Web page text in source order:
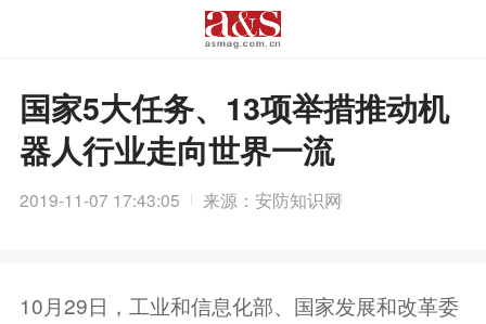
国家5大任务、13项举措推动机
器人行业走向世界一流
2019-11-07 17:43:05 来源：安防知识网
10月29日，工业和信息化部、国家发展和改革委